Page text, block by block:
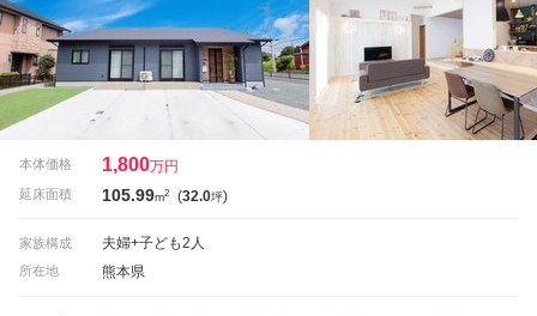
本体価格 1,800万円
延床面積 105.99m2 (32.0坪)
家族構成 夫婦+子ども2人
所在地 熊本県